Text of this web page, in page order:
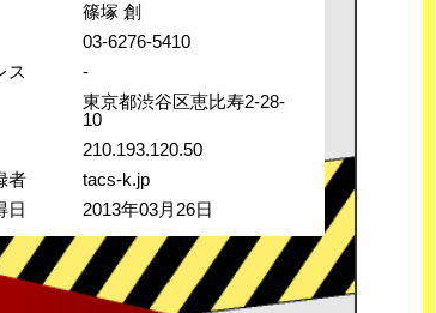
篠塚 創
03-6276-5410
ス
-
東京都渋谷区恵比寿2-28-
10
210.193.120.50
者
tacs-k.jp
日
2013年03月26日